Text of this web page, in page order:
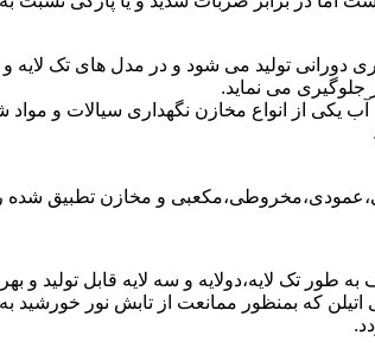
دورانی تولید می شود و در مدل های تک
می نماید.
آب یکی از انواع مخازن نگهداری سیالات و
و مخازن تطبیق شده را
طور تک لایه،دولایه و سه لایه قابل تولید
که بمنظور ممانعت از تابش نور